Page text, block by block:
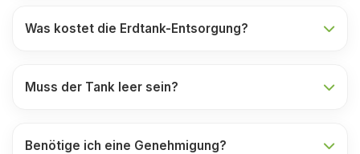
Was kostet die Erdtank-Entsorgung?
Muss der Tank leer sein?
Benötige ich eine Genehmigung?